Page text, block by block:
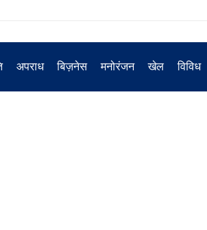
अपराध बिज़नेस मनोरंजन खेल विविध